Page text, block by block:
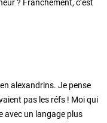
? Franchement, c’est
alexandrins. Je pense
pas les réfs ! Moi qui
avec un langage plus